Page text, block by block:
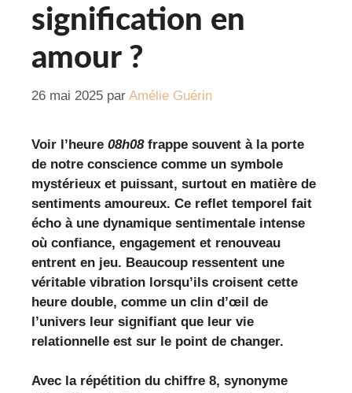
signification en
amour ?
26 mai 2025 par Amélie Guérin
Voir l’heure 08h08frappe souvent à la porte
de notre conscience comme un symbole
mystérieux et puissant, surtout en matière de
sentiments amoureux. Ce reflet temporel fait
écho à une dynamique sentimentale intense
où confiance, engagement et renouveau
entrent en jeu. Beaucoup ressentent une
véritable vibration lorsqu’ils croisent cette
heure double, comme un clin d’œil de
l’univers leur signifiant que leur vie
relationnelle est sur le point de changer.
Avec la répétition du chiffre 8, synonyme